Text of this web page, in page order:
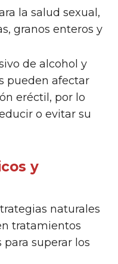
la salud sexual,
granos enteros y
de alcohol y
pueden afectar
eréctil, por lo
o evitar su
y
naturales
tratamientos
superar los